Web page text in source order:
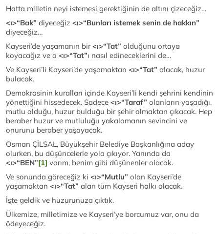
Hatta milletin neyi istemesi gerektiğinin de altını çizeceğiz…
<ı>“Bak” diyeceğiz <ı>“Bunları istemek senin de hakkın”
diyeceğiz…
Kayseri’de yaşamanın bir<ı>“Tat” olduğunu ortaya
koyacağız ve o <ı>“Tat”ı nasıl edineceklerini de…
Ve Kayseri’li Kayseri’de yaşamaktan <ı>“Tat” alacak, huzur
bulacak.
Demokrasinin kuralları içinde Kayseri’li kendi şehrini kendinin
yönettiğini hissedecek. Sadece <ı>“Taraf” olanların yaşadığı,
mutlu olduğu, huzur bulduğu bir şehir olmaktan çıkacak. Hep
beraber huzur ve mutluluğu yakalamanın sevincini ve
onurunu beraber yaşayacak.
Osman ÇİLSAL, Büyükşehir Belediye Başkanlığına aday
olurken, bu düşüncelerle yola çıkıyor. Yanında da
<ı>“BEN”[1] varım, benim gibi düşünenler olacak.
Ve sonunda göreceğiz ki <ı>“Mutlu” olan Kayseri’de
yaşamaktan <ı>“Tat” alan tüm Kayseri halkı olacak.
İşte geldik ve huzurunuza çıktık.
Ülkemize, milletimize ve Kayseri’ye borcumuz var, onu da
ödeyeceğiz.